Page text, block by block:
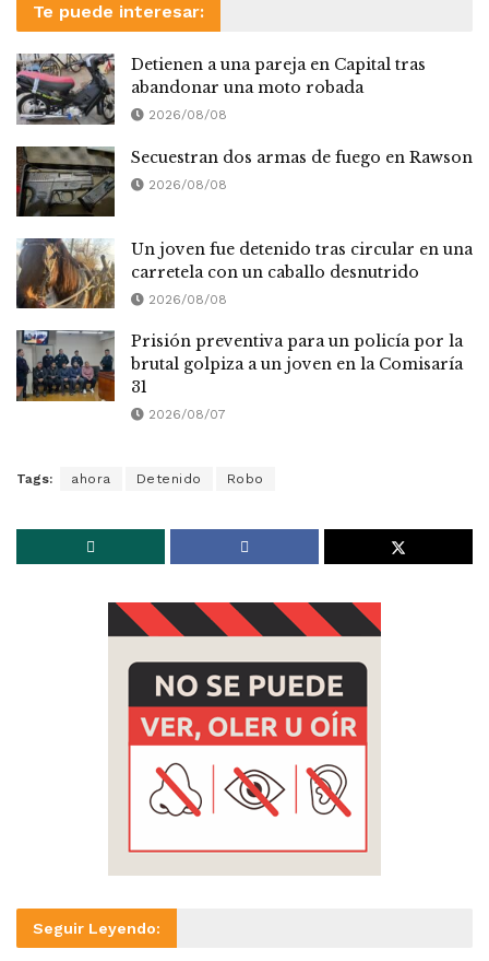
Te puede interesar:
Detienen a una pareja en Capital tras
abandonar una moto robada
2026/08/08
Secuestran dos armas de fuego en Rawson
2026/08/08
Un joven fue detenido tras circular en una
carretela con un caballo desnutrido
2026/08/08
Prisión preventiva para un policía por la
brutal golpiza a un joven en la Comisaría
31
2026/08/07
Tags: ahora Detenido Robo
Seguir Leyendo: